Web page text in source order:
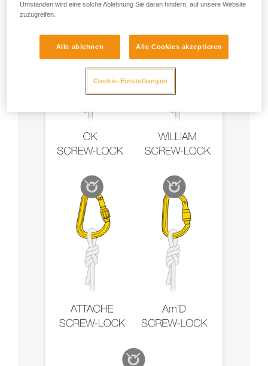
Umständen wird eine solche Ablehnung Sie daran hindern, auf unsere Website
zuzugreifen.
Alle ablehnen Alle Cookies akzeptieren
Cookie-Einstellungen